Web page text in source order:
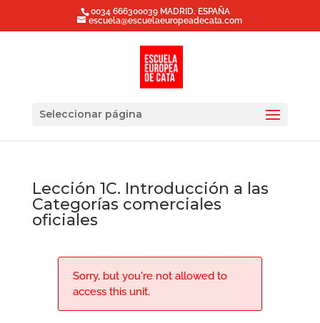
0034 666300039 MADRID. ESPAÑA
escuela@escuelaeuropeadecata.com
Seleccionar página
Lección 1C. Introducción a las
Categorías comerciales
oficiales
Sorry, but you're not allowed to
access this unit.